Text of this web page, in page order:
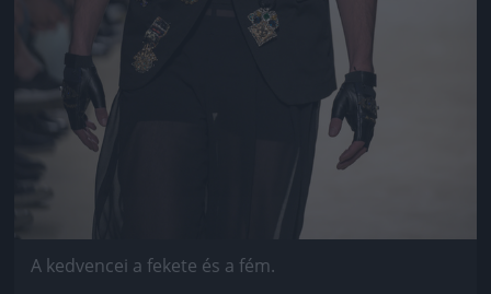
A kedvencei a fekete és a fém.